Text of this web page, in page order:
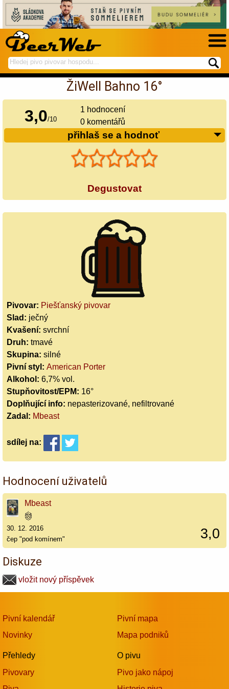
hledej
na
spustí
hledání
ŽiWell Bahno 16°
3,0/10
1 hodnocení
0 komentářů
přihlaš se a hodnoť
Degustovat
Pivovar: Piešťanský pivovar
Slad: ječný
Kvašení: svrchní
Druh: tmavé
Skupina: silné
Pivní styl: American Porter
Alkohol: 6,7% vol.
Stupňovitost/EPM: 16°
Doplňující info: nepasterizované, nefiltrované
Zadal: Mbeast
sdílej na:
Hodnocení uživatelů
Mbeast
3,0
30. 12. 2016
čep "pod komínem"
Diskuze
vložit nový příspěvek
Pivní kalendář
Novinky
Přehledy
Pivovary
Pivní mapa
Mapa podniků
O pivu
Pivo jako nápoj